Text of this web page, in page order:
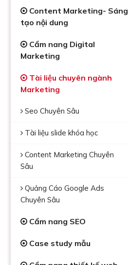
Content Marketing- Sáng
tạo nội dung
Cẩm nang Digital
Marketing
Tài liệu chuyên ngành
Marketing
Seo Chuyên Sâu
Tài liệu slide khóa học
Content Marketing Chuyên
Sâu
Quảng Cáo Google Ads
Chuyên Sâu
Cẩm nang SEO
Case study mẫu